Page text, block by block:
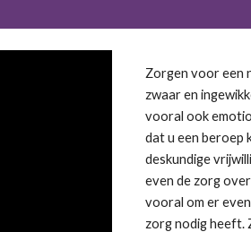
Zorgen voor een
zwaar en
vooral ook
dat u een beroep
deskundige
even de zorg
vooral om er even
zorg nodig heeft.